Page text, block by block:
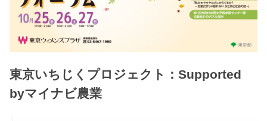
東京いちじくプロジェクト：Supported
byマイナビ農業